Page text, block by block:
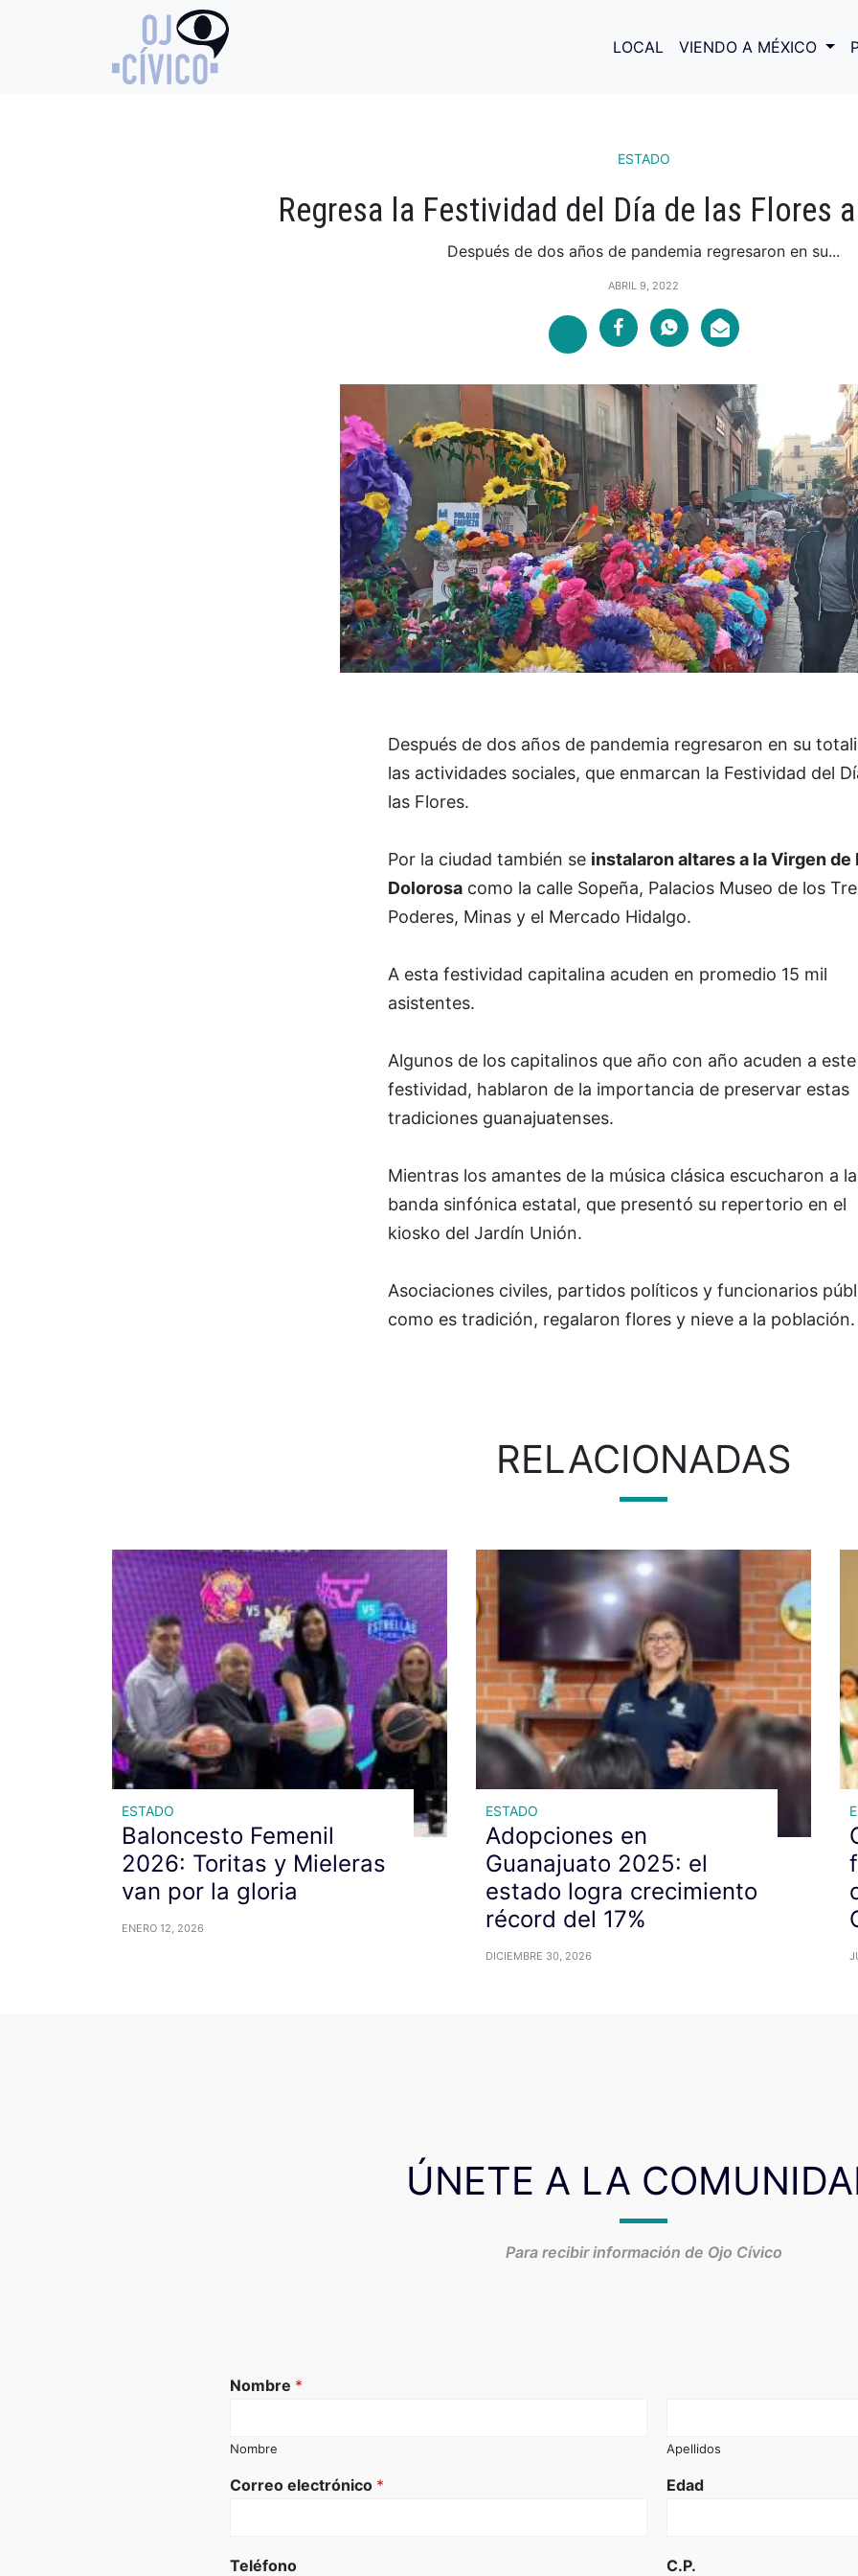
LOCAL VIENDO A MÉXICO
ESTADO
Regresa la Festividad del Día de las Flores
Después de dos años de pandemia regresaron en su...
ABRIL 9, 2022
Después de dos años de pandemia regresaron en su
las actividades sociales, que enmarcan la Festividad del
las Flores.
Por la ciudad también se instalaron altares a la Virgen de
Dolorosacomo la calle Sopeña, Palacios Museo de los
Poderes, Minas y el Mercado Hidalgo.
A esta festividad capitalina acuden en promedio 15 mil
asistentes.
Algunos de los capitalinos que año con año acuden a este
festividad, hablaron de la importancia de preservar estas
tradiciones guanajuatenses.
Mientras los amantes de la música clásica escucharon a la
banda sinfónica estatal, que presentó su repertorio en el
kiosko del Jardín Unión.
Asociaciones civiles, partidos políticos y funcionarios
como es tradición, regalaron flores y nieve a la población.
RELACIONADAS
ESTADO
Baloncesto Femenil
2026: Toritas y Mieleras
van por la gloria
ENERO 12, 2026
ESTADO
Adopciones en
Guanajuato 2025: el
estado logra crecimiento
récord del 17%
DICIEMBRE 30, 2026
ÚNETE A LA
Para recibir información de Ojo Cívico
Nombre *
Nombre Apellidos
Correo electrónico * Edad
Teléfono C.P.